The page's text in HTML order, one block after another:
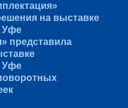
на выставке
Уфе
представила
Уфе